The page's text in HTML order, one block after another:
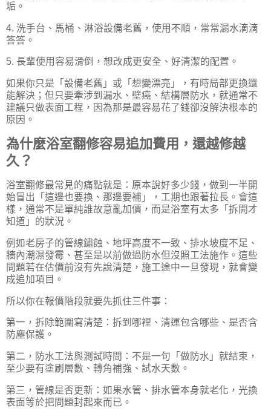
垢。
4. 洗手台、馬桶、淋浴設備老舊，使用不順，常常漏水滴滴
答答。
5. 長輩使用容易滑倒，想改成更安全、好清潔的配置。
如果你只是「設備老舊」或「想變漂亮」，有時局部更換還
能解決；但只要牽涉到漏水、壁癌、結構層防水，就通常不
建議只做表面工程，因為那是最容易花了錢卻沒解決根本的
原因。
為什麼浴室翻修容易追加費用，還越修越
久？
浴室翻修最常見的痛點就是：原本說好多少錢，做到一半開
始冒出「這邊也要換、那邊要補」，工期也跟著拉長。會這
樣，通常不是單純誰故意亂加價，而是浴室有太多「拆開才
知道」的狀況。
例如老房子的管線鏽蝕、地坪高度不一致、排水坡度不足、
牆內潮濕發霉、甚至是以前做過防水但沒照工法施作。這些
問題若在估價前沒有先說清楚，施工途中一旦發現，就會變
成追加項目。
所以你在報價階段就要先抓住三件事：
第一，拆除範圍寫清楚：拆到哪裡、清運包含哪些、是否含
防塵保護。
第二，防水工法與測試時間：不是一句「做防水」就結束，
至少要有塗刷層數、轉角補強、試水天數。
第三，管線是否更新：如果水管、排水管本身就老化，光換
表面等於把問題封起來而已。